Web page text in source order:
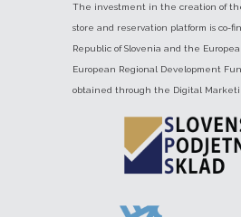
The investment in the creation of
store and reservation platform is co-
Republic of Slovenia and the
European Regional Development
obtained through the Digital